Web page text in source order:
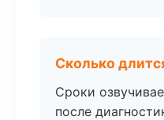
Сколько
Сроки
после